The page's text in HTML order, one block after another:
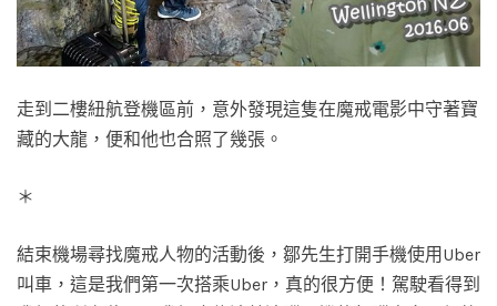
走到二樓紐航登機區前，意外發現這隻在魔戒電影中守著寶
藏的大龍，便和他也合照了幾張。
＊
結束機場尋找魔戒人物的活動後，鄒先生打開手機使用Uber
叫車，這是我們第一次搭乘Uber，真的很方便！駕駛看得到